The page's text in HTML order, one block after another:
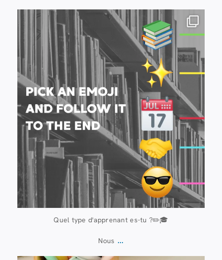
20 juillet
0
Quel type d'apprenant es-tu ?✏️🎓
Nous ...